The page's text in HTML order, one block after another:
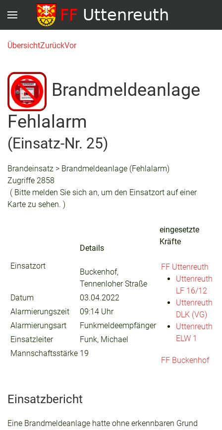
ÜbersichtZurückVor
Brandmeldeanlage
Fehlalarm
(Einsatz-Nr. 25)
Brandeinsatz > Brandmeldeanlage (Fehlalarm)
Zugriffe 2858
( Bitte melden Sie sich an, um den Einsatzort auf einer
Karte zu sehen. )
Einsatzort
Details
Buckenhof,
Tennenloher Straße
Datum
03.04.2022
Alarmierungszeit
09:14 Uhr
Alarmierungsart
Funkmeldeempfänger
Einsatzleiter
Funk, Michael
Mannschaftsstärke 19
eingesetzte
Kräfte
FF Uttenreuth
Uttenreuth
LF 16/12
Uttenreuth
DLK (VG)
Uttenreuth
ELW 1
FF Buckenhof
Einsatzbericht
Eine Brandmeldeanlage hatte ohne erkennbaren Grund